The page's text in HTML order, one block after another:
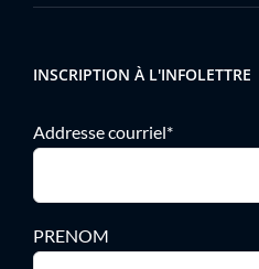
INSCRIPTION À L'INFOLETTRE
Addresse courriel*
PRENOM